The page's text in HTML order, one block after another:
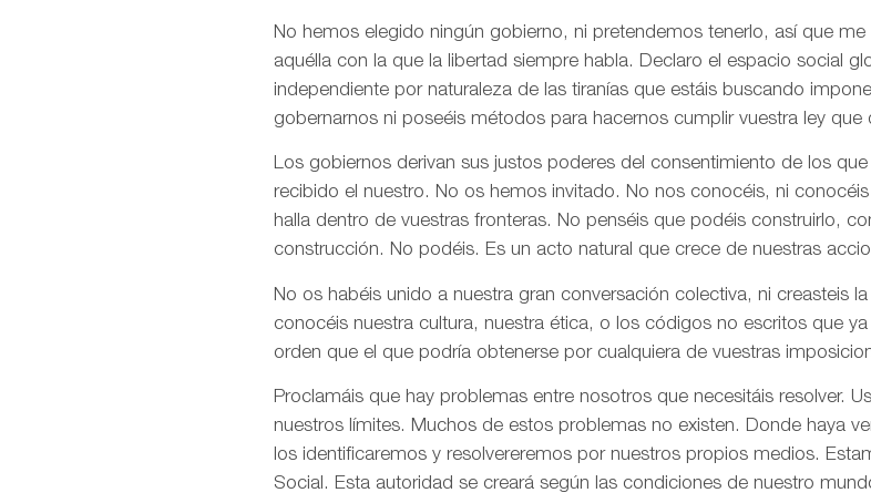
No hemos elegido ningún gobierno, ni pretendemos tenerlo, así que
aquélla con la que la libertad siempre habla. Declaro el espacio social
independiente por naturaleza de las tiranías que estáis buscando
gobernarnos ni poseéis métodos para hacernos cumplir vuestra ley
Los gobiernos derivan sus justos poderes del consentimiento de los
recibido el nuestro. No os hemos invitado. No nos conocéis, ni
halla dentro de vuestras fronteras. No penséis que podéis construirlo,
construcción. No podéis. Es un acto natural que crece de nuestras
No os habéis unido a nuestra gran conversación colectiva, ni creasteis
conocéis nuestra cultura, nuestra ética, o los códigos no escritos que
orden que el que podría obtenerse por cualquiera de vuestras
Proclamáis que hay problemas entre nosotros que necesitáis resolver.
nuestros límites. Muchos de estos problemas no existen. Donde haya
los identificaremos y resolvereremos por nuestros propios medios.
Social. Esta autoridad se creará según las condiciones de nuestro